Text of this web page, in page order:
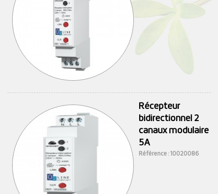
Récepteur
bidirectionnel 2
canaux modulaire
5A
Référence : 10020086